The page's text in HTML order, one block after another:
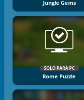
Jungle Gems
SOLO PARA PC
Rome Puzzle